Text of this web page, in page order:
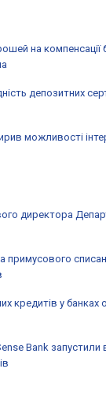
на компенсації
депозитних
можливості
директора
примусового
кредитів у банках
Bank запустили